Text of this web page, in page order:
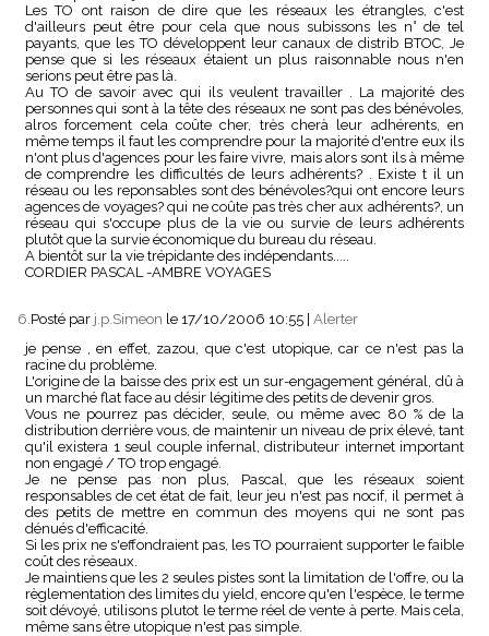
Les TO ont raison de dire que les réseaux les étrangles, c'est
d'ailleurs peut être pour cela que nous subissons les n° de tel
payants, que les TO développent leur canaux de distrib BTOC, Je
pense que si les réseaux étaient un plus raisonnable nous n'en
serions peut être pas là.
Au TO de savoir avec qui ils veulent travailler . La majorité des
personnes qui sont à la tête des réseaux ne sont pas des bénévoles,
alros forcement cela coûte cher, très cherà leur adhérents, en
même temps il faut les comprendre pour la majorité d'entre eux ils
n'ont plus d'agences pour les faire vivre, mais alors sont ils à même
de comprendre les difficultés de leurs adhérents? . Existe t il un
réseau ou les reponsables sont des bénévoles?qui ont encore leurs
agences de voyages? qui ne coûte pas très cher aux adhérents?, un
réseau qui s'occupe plus de la vie ou survie de leurs adhérents
plutôt que la survie économique du bureau du réseau.
A bientôt sur la vie trépidante des indépendants.....
CORDIER PASCAL -AMBRE VOYAGES
6.Posté par j.p.Simeon le 17/10/2006 10:55 Alerter
je pense , en effet, zazou, que c'est utopique, car ce n'est pas la
racine du problème.
L'origine de la baisse des prix est un sur-engagement général, dû à
un marché flat face au désir légitime des petits de devenir gros.
Vous ne pourrez pas décider, seule, ou même avec 80 % de la
distribution derrière vous, de maintenir un niveau de prix élevé, tant
qu'il existera 1 seul couple infernal, distributeur internet important
non engagé / TO trop engagé.
Je ne pense pas non plus, Pascal, que les réseaux soient
responsables de cet état de fait, leur jeu n'est pas nocif, il permet à
des petits de mettre en commun des moyens qui ne sont pas
dénués d'efficacité.
Si les prix ne s'effondraient pas, les TO pourraient supporter le faible
coût des réseaux.
Je maintiens que les 2 seules pistes sont la limitation de l'offre, ou la
règlementation des limites du yield, encore qu'en l'espèce, le terme
soit dévoyé, utilisons plutot le terme réel de vente à perte. Mais cela,
même sans être utopique n'est pas simple.